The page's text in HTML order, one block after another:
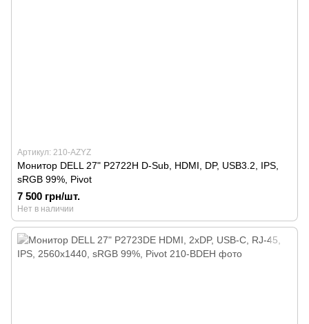
Артикул: 210-AZYZ
Монитор DELL 27" P2722H D-Sub, HDMI, DP, USB3.2, IPS,
sRGB 99%, Pivot
7 500 грн/шт.
Нет в наличии